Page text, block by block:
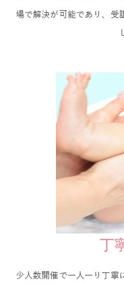
場で解決が可能であり、受
丁
少人数開催で一人一り丁寧